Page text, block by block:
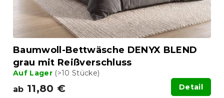
Baumwoll-Bettwäsche DENYX BLEND
grau mit Reißverschluss
Auf Lager (>10 Stücke)
ab 11,80 € Detail